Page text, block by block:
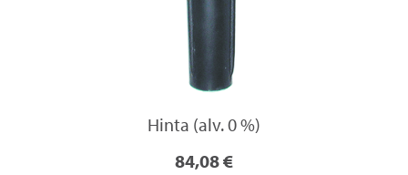
Hinta (alv. 0 %)
84,08 €